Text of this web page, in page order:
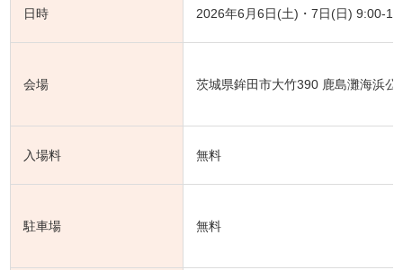
日時 2026年6月6日(土)・7日(日) 9:00-
会場 茨城県鉾田市大竹390 鹿島灘海浜公
入場料 無料
駐車場 無料